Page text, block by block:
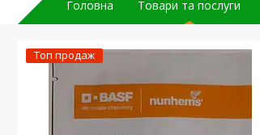
Головна Товари та послуги
Топ продаж